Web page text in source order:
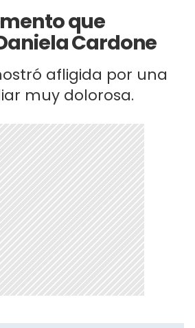
que
Cardone
afligida por una
muy dolorosa.